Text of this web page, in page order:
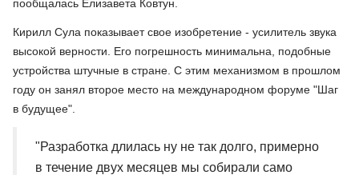
пообщалась Елизавета Ковтун.
Кирилл Сула показывает свое изобретение - усилитель звука
высокой верности. Его погрешность минимальна, подобные
устройства штучные в стране. С этим механизмом в прошлом
году он занял второе место на международном форуме "Шаг
в будущее".
"Разработка длилась ну не так долго, примерно
в течение двух месяцев мы собирали само